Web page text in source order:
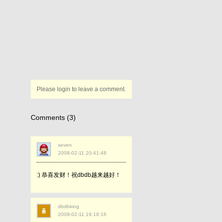
Please login to leave a comment.
Comments (3)
:) 恭喜发财！祝dbdb越来越好！
2008-02-11 20:41:48
seven
2008-02-11 19:18:16
dbdbking